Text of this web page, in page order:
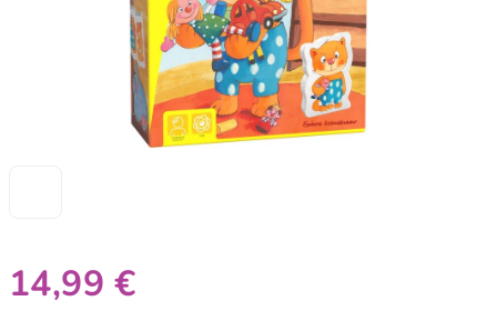
14,99 €